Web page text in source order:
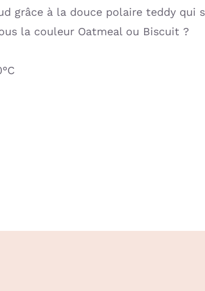
grâce à la douce polaire teddy qui
la couleur Oatmeal ou Biscuit ?